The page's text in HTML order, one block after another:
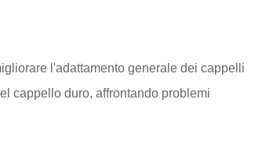
l'adattamento generale dei cappelli
cappello duro, affrontando problemi